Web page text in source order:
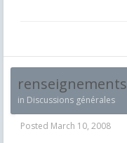
renseignements
in Discussions générales
Posted March 10, 2008